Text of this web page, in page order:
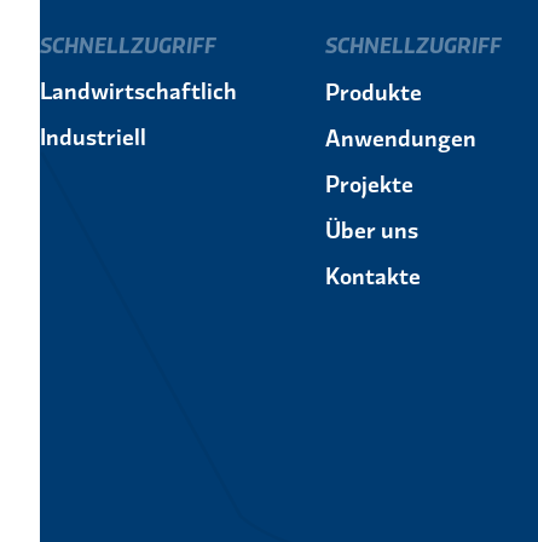
SCHNELLZUGRIFF
Landwirtschaftlich
Industriell
SCHNELLZUGRIFF
Produkte
Anwendungen
Projekte
Über uns
Kontakte